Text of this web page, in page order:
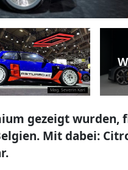
Mag. Severin Karl
gezeigt wurden,
Mit dabei: